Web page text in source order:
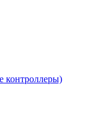
контроллеры)